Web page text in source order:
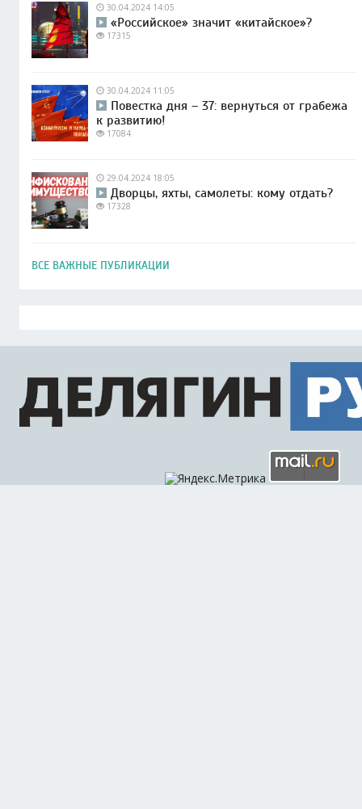
30.04.2024 14:05
«Российское» значит «китайское»?
17315
30.04.2024 11:05
Повестка дня – 37: вернуться от грабежа
к развитию!
17084
29.04.2024 18:05
Дворцы, яхты, самолеты: кому отдать?
17328
ВСЕ ВАЖНЫЕ ПУБЛИКАЦИИ